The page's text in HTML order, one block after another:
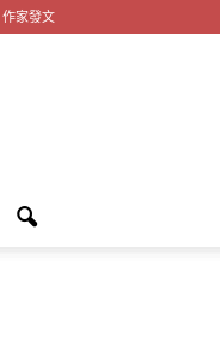
作家發文